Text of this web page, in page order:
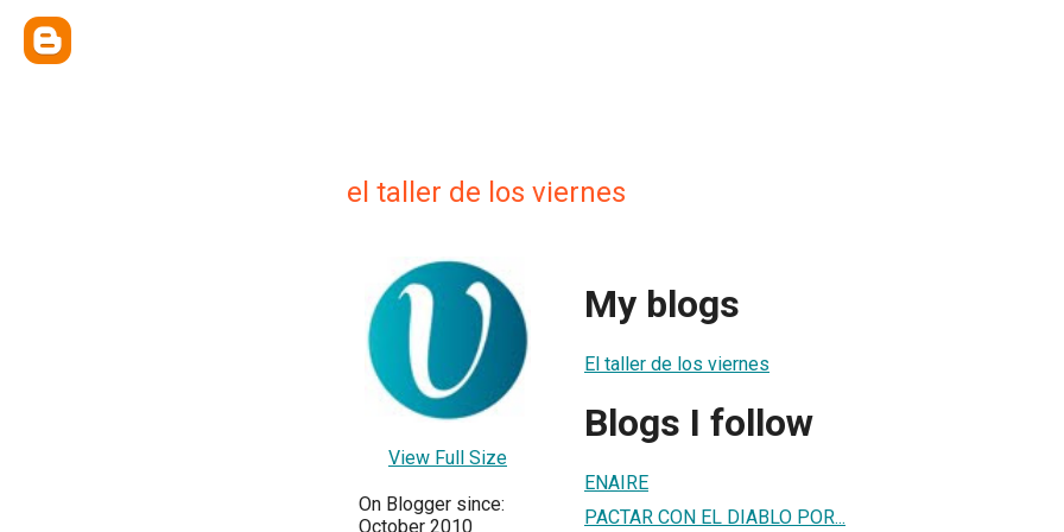
el taller de los viernes
View Full Size
On Blogger since:
October 2010
My blogs
El taller de los viernes
Blogs I follow
ENAIRE
PACTAR CON EL DIABLO POR...